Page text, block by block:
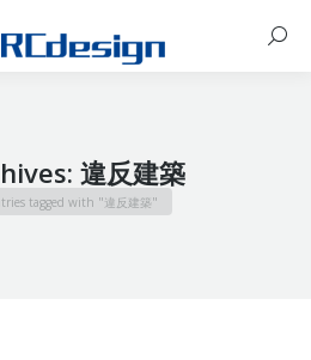
違反建築
tagged with "違反建築"